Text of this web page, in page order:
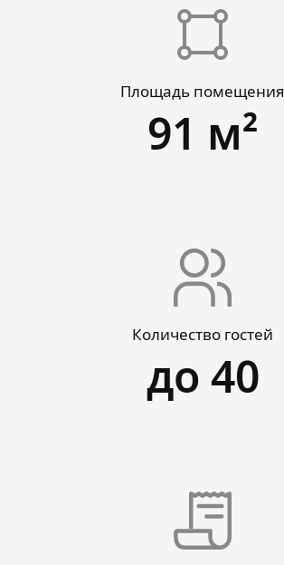
Площадь помещения
91 м²
Количество гостей
до 40